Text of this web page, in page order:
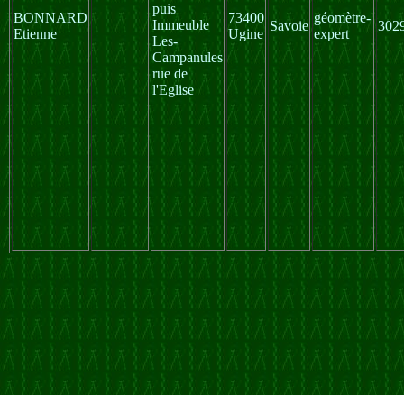
BONNARD
Etienne
puis
Immeuble
Les-
Campanules
rue de
l'Eglise
73400
Ugine
Savoie
géomètre-
expert